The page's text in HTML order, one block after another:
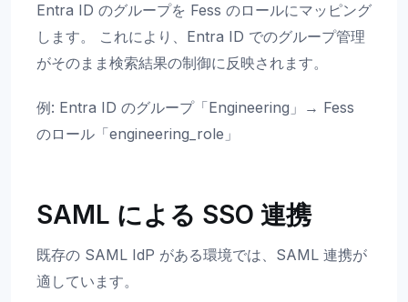
Entra ID のグループを Fess のロールにマッピング
します。 これにより、Entra ID でのグループ管理
がそのまま検索結果の制御に反映されます。
例: Entra ID のグループ「Engineering」→ Fess
のロール「engineering_role」
SAML による SSO 連携
既存の SAML IdP がある環境では、SAML 連携が
適しています。